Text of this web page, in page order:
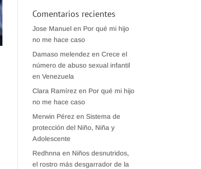
Comentarios recientes
Jose Manuelen Por qué mi hijo
no me hace caso
Damaso melendez en Crece el
número de abuso sexual infantil
en Venezuela
Clara Ramírez en Por qué mi hijo
no me hace caso
Merwin Pérez en Sistema de
protección del Niño, Niña y
Adolescente
Redhnna en Niños desnutridos,
el rostro más desgarrador de la